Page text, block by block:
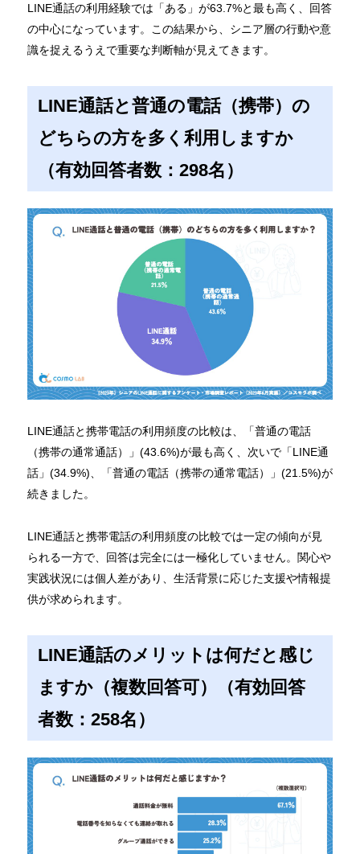
LINE通話の利用経験では「ある」が63.7%と最も高く、回答
の中心になっています。この結果から、シニア層の行動や意
識を捉えるうえで重要な判断軸が見えてきます。
LINE通話と普通の電話（携帯）の
どちらの方を多く利用しますか
（有効回答者数：298名）
LINE通話と携帯電話の利用頻度の比較は、「普通の電話
（携帯の通常通話）」(43.6%)が最も高く、次いで「LINE通
話」(34.9%)、「普通の電話（携帯の通常電話）」(21.5%)が
続きました。
LINE通話と携帯電話の利用頻度の比較では一定の傾向が見
られる一方で、回答は完全には一極化していません。関心や
実践状況には個人差があり、生活背景に応じた支援や情報提
供が求められます。
LINE通話のメリットは何だと感じ
ますか（複数回答可）（有効回答
者数：258名）